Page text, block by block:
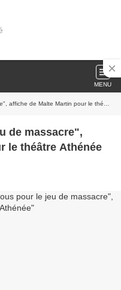
MENU
de Malte Martin pour le théâtre Athénée
de massacre",
le théâtre Athénée